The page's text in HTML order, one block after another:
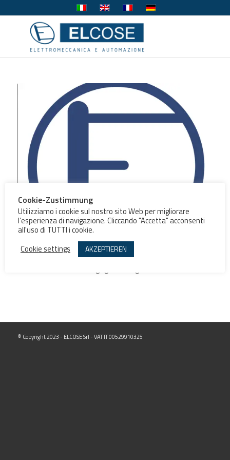
© Copyright 2023 - ELCOSE Srl - VAT IT 00529910325
Cookie-Zustimmung
Utilizziamo i cookie sul nostro sito Web per migliorare
l’esperienza di navigazione. Cliccando "Accetta" acconsenti
all'uso di TUTTI i cookie.
Cookie settings
AKZEPTIEREN